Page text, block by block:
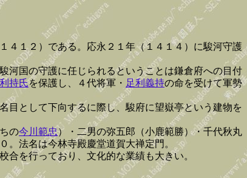
４１２）である。応永２１年（１４１４）に駿河守護
河国の守護に任じられるということは鎌倉府への目付
持氏を保護し、４代将軍・ 足利義持の命を受けて軍勢
目として下向するに際し、駿府に望嶽亭という建物を
の今川範忠）・二男の弥五郎（小鹿範勝）・千代秋丸
法名は今林寺殿慶堂道賀大禅定門。
を行っており、文化的な業績も大きい。